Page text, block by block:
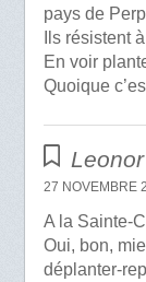
pays de
Ils résistent
En voir
Quoique
Leonor
27 NOVEMBRE
A la Sainte-
Oui, bon,
déplanter-